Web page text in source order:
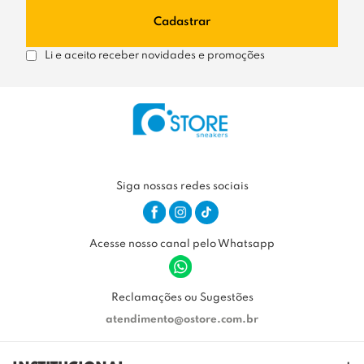
Cadastrar
Li e aceito receber novidades e promoções
Siga nossas redes sociais
Acesse nosso canal pelo Whatsapp
Reclamações ou Sugestões
atendimento@ostore.com.br